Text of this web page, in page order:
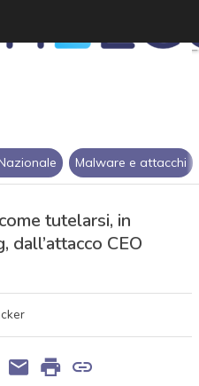
Malware e attacchi
tutelarsi, in
CEO